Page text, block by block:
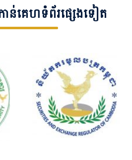
ន់គេហទំព័រផ្សេងទៀត